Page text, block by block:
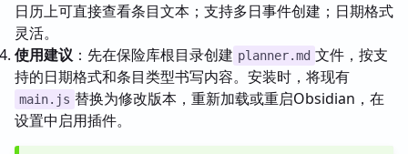
日历上可直接查看条目文本；支持多日事件创建；日期格式
灵活。
使用建议 ：先在保险库根目录创建 planner.md 文件，按支
持的日期格式和条目类型书写内容。安装时，将现有
main.js 替换为修改版本，重新加载或重启Obsidian，在
设置中启用插件。